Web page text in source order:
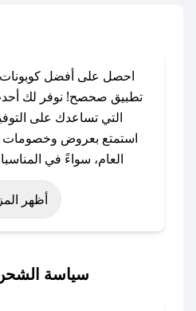
احصل على أفضل
تطبيق صحصح! نوفر لك
التي تساعدك على
استمتع بعروض
العام، سواءً في
الأضحى، الجمعة
اليوم الوطني، يوم
باستخدام تطبيق صحصح،
أظهر
سياسة